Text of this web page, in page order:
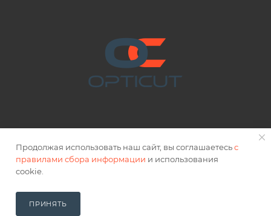
2026 © OPTICUT
Продолжая использовать наш сайт, вы соглашаетесьс
правилами сбора информации и использования
cookie.
ПРИНЯТЬ